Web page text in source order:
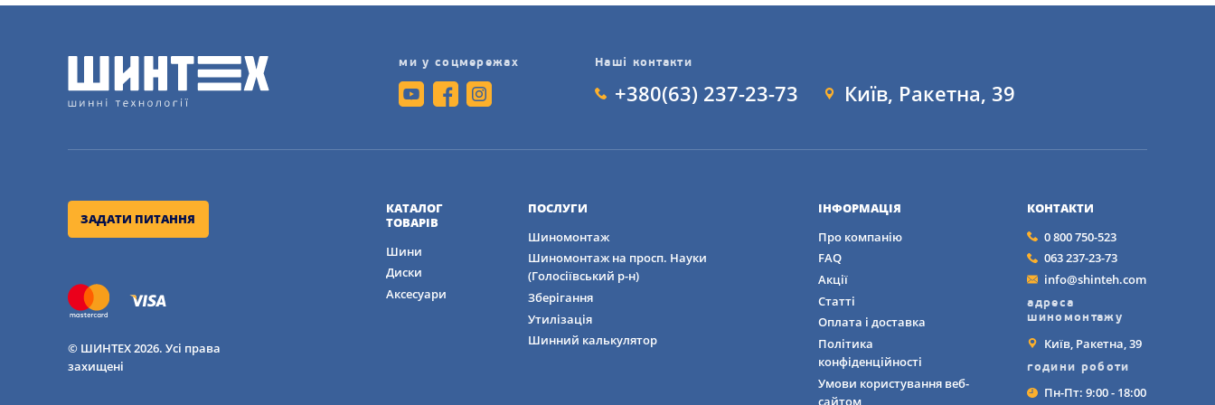
ми у соцмережах Наші контакти
+380(63) 237-23-73 Київ, Ракетна, 39
ЗАДАТИ ПИТАННЯ
© ШИНТЕХ 2026. Усі права
захищені
КАТАЛОГ
ТОВАРІВ
Шини
Диски
Аксесуари
ПОСЛУГИ
Шиномонтаж
Шиномонтаж на просп. Науки
(Голосіївський р-н)
Зберігання
Утилізація
Шинний калькулятор
ІНФОРМАЦІЯ
Про компанію
FAQ
Акції
Статті
Оплата і доставка
Політика
конфіденційності
Умови користування веб-
сайтом
КОНТАКТИ
0 800 750-523
063 237-23-73
info@shinteh.com
адреса
шиномонтажу
Київ, Ракетна, 39
години роботи
Пн-Пт: 9:00 - 18:00